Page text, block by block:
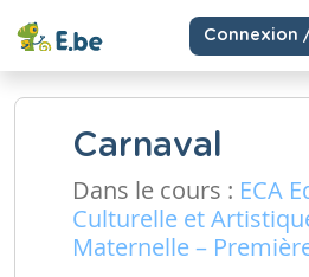
Connexion
Carnaval
Dans le cours : ECA
Culturelle et
Maternelle –